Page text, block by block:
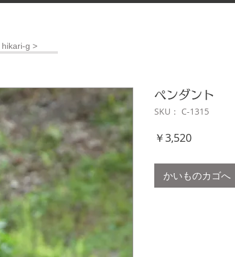
ペンダント
SKU： C-1315
￥3,520価
かいものカゴへ
hikari-g >